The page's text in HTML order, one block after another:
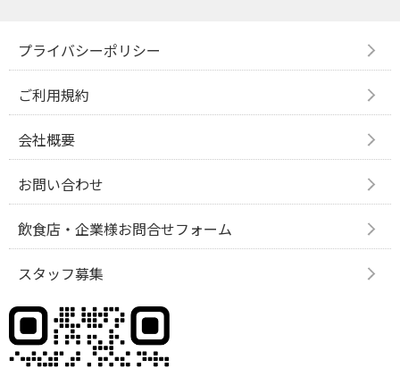
プライバシーポリシー
ご利用規約
会社概要
お問い合わせ
飲食店・企業様お問合せフォーム
スタッフ募集